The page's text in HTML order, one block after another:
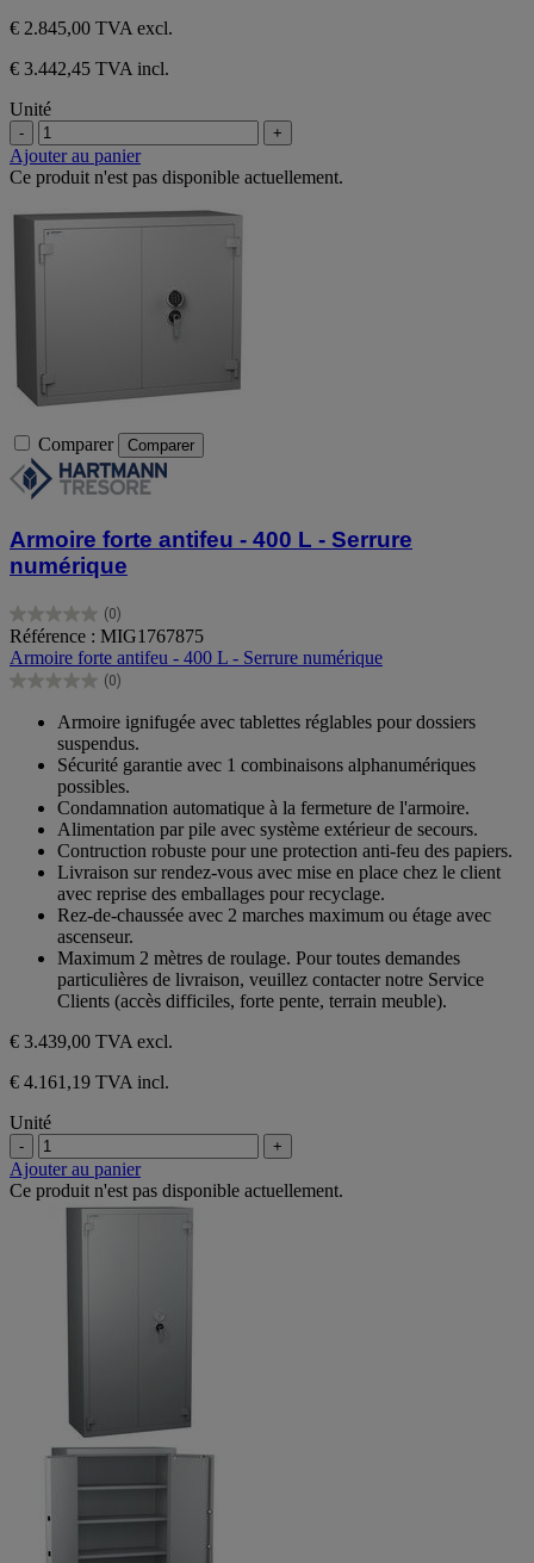
€ 2.845,00 TVA excl.
€ 3.442,45 TVA incl.
Unité
- +
Ajouter au panier
Ce produit n'est pas disponible actuellement.
Comparer Comparer
Armoire forte antifeu - 400 L - Serrure
numérique
(0)
0.0
sur
5
étoiles.
Référence : MIG1767875
Armoire forte antifeu - 400 L - Serrure numérique
(0)
0.0
étoiles.
Armoire ignifugée avec tablettes réglables pour dossiers
suspendus.
Sécurité garantie avec 1 combinaisons alphanumériques
possibles.
Condamnation automatique à la fermeture de l'armoire.
Alimentation par pile avec système extérieur de secours.
Contruction robuste pour une protection anti-feu des papiers.
Livraison sur rendez-vous avec mise en place chez le client
avec reprise des emballages pour recyclage.
Rez-de-chaussée avec 2 marches maximum ou étage avec
ascenseur.
Maximum 2 mètres de roulage. Pour toutes demandes
particulières de livraison, veuillez contacter notre Service
Clients (accès difficiles, forte pente, terrain meuble).
€ 3.439,00 TVA excl.
€ 4.161,19 TVA incl.
Unité
- +
Ajouter au panier
Ce produit n'est pas disponible actuellement.